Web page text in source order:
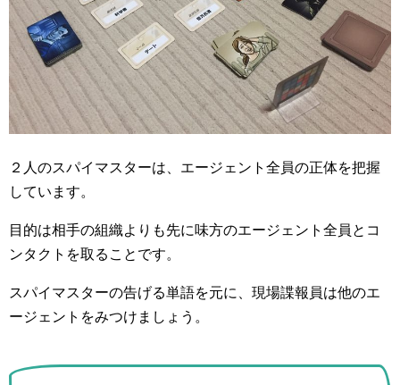
２人のスパイマスターは、エージェント全員の正体を把握
しています。
目的は相手の組織よりも先に味方のエージェント全員とコ
ンタクトを取ることです。
スパイマスターの告げる単語を元に、現場諜報員は他のエ
ージェントをみつけましょう。